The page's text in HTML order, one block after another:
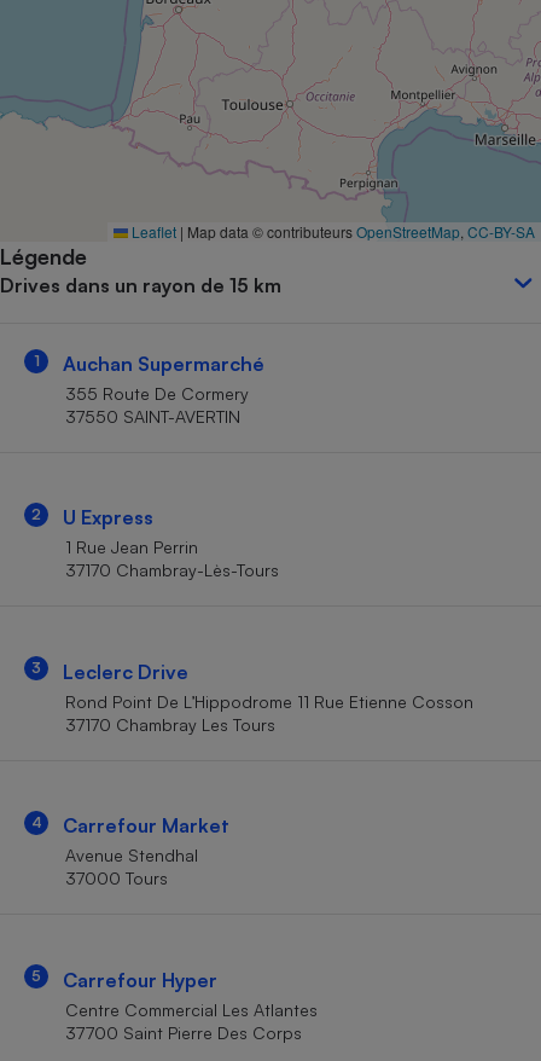
Leaflet | Map data © contributeursOpenStreetMap CC-BY-SA
Légende
Drives dans un rayon de 15 km
1 Auchan Supermarché
355 Route De Cormery
37550 SAINT-AVERTIN
2 U Express
1 Rue Jean Perrin
37170 Chambray-Lès-Tours
3 Leclerc Drive
Rond Point De L’Hippodrome 11 Rue Etienne Cosson
37170 Chambray Les Tours
4 Carrefour Market
Avenue Stendhal
37000 Tours
5 Carrefour Hyper
Centre Commercial Les Atlantes
37700 Saint Pierre Des Corps
Complément
alimentaire
Assurance emprunteur
Banque
Petit électroménager -
Matelas
Mutuelle